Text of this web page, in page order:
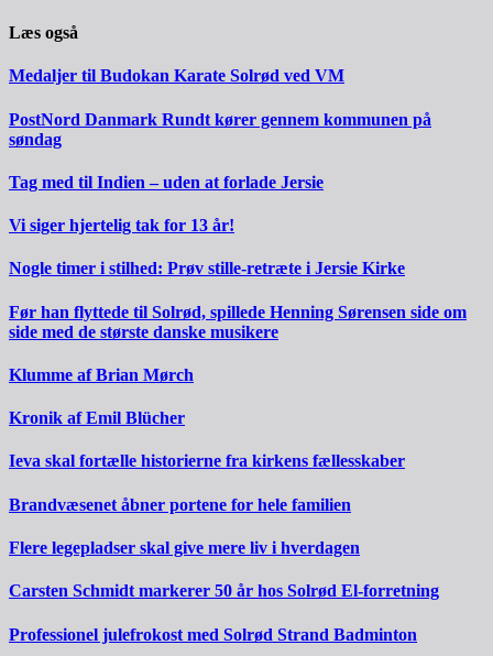
Læs også
Medaljer til Budokan Karate Solrød ved VM
PostNord Danmark Rundt kører gennem kommunen på
søndag
Tag med til Indien – uden at forlade Jersie
Vi siger hjertelig tak for 13 år!
Nogle timer i stilhed: Prøv stille-retræte i Jersie Kirke
Før han flyttede til Solrød, spillede Henning Sørensen side om
side med de største danske musikere
Klumme af Brian Mørch
Kronik af Emil Blücher
Ieva skal fortælle historierne fra kirkens fællesskaber
Brandvæsenet åbner portene for hele familien
Flere legepladser skal give mere liv i hverdagen
Carsten Schmidt markerer 50 år hos Solrød El-forretning
Professionel julefrokost med Solrød Strand Badminton